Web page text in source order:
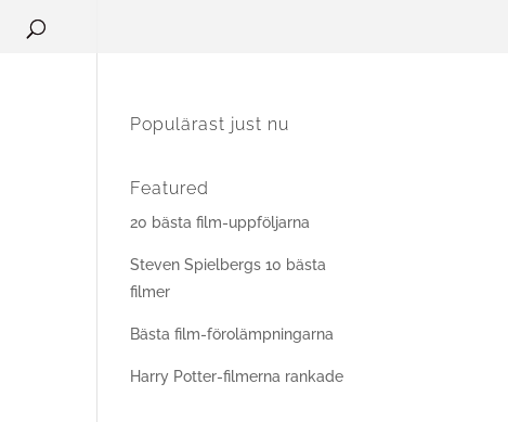
Populärast just nu
Featured
20 bästa film-uppföljarna
Steven Spielbergs 10 bästa
filmer
Bästa film-förolämpningarna
Harry Potter-filmerna rankade